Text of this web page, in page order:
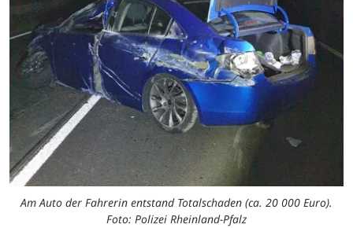
Am Auto der Fahrerin entstand Totalschaden (ca. 20 000 Euro).
Foto: Polizei Rheinland-Pfalz